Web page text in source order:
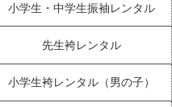
小学生・中学生振袖レンタル
先生袴レンタル
小学生袴レンタル（男の子）